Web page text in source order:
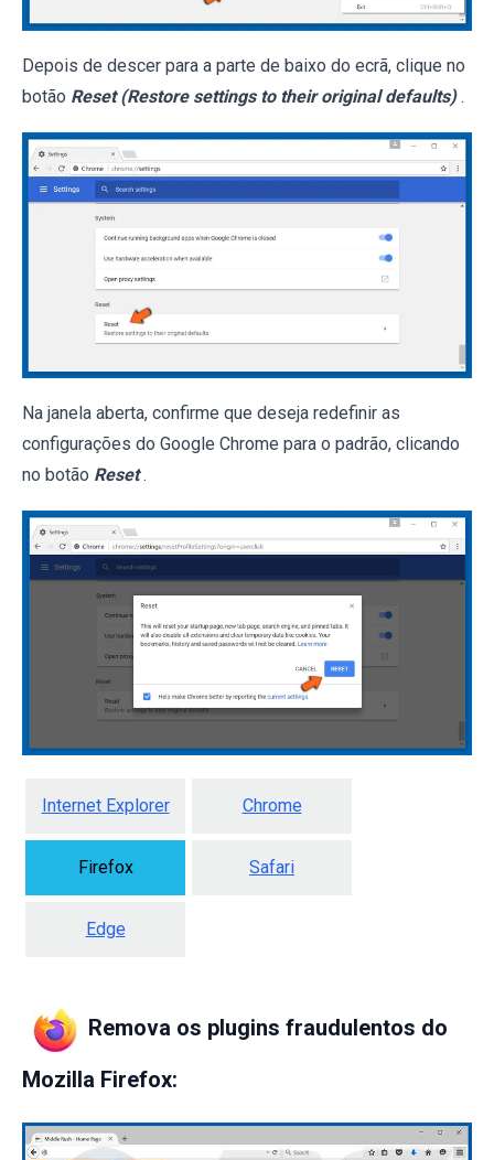
Depois de descer para a parte de baixo do ecrã, clique no
botão Reset (Restore settings to their original defaults) .
Na janela aberta, confirme que deseja redefinir as
configurações do Google Chrome para o padrão, clicando
no botão Reset .
Internet Explorer Chrome
Firefox Safari
Edge
Remova os plugins fraudulentos do
Mozilla Firefox: